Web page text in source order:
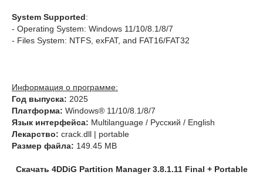
System Supported:
- Operating System: Windows 11/10/8.1/8/7
- Files System: NTFS, exFAT, and FAT16/FAT32
Информация о программе:
Год выпуска: 2025
Платформа: Windows® 11/10/8.1/8/7
Язык интерфейса: Multilanguage / Русский / English
Лекарство: crack.dll | portable
Размер файла: 149.45 MB
Скачать 4DDiG Partition Manager 3.8.1.11 Final + Portable